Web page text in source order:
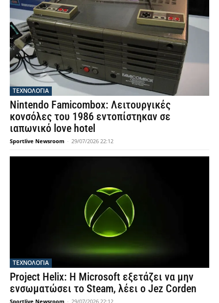
ΤΕΧΝΟΛΟΓΙΑ
Nintendo Famicombox: Λειτουργικές
κονσόλες του 1986 εντοπίστηκαν σε
ιαπωνικό love hotel
Sportlive Newsroom - 29/07/2026 22:12
ΤΕΧΝΟΛΟΓΙΑ
Project Helix: Η Microsoft εξετάζει να μην
ενσωματώσει το Steam, λέει ο Jez Corden
Sportlive Newsroom - 29/07/2026 22:12